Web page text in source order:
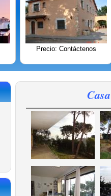
Precio: Contáctenos